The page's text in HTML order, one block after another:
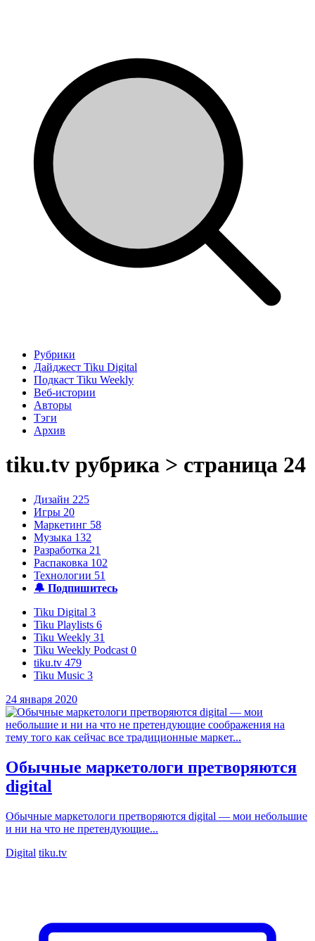
Рубрики
Дайджест Tiku Digital
Подкаст Tiku Weekly
Веб-истории
Авторы
Тэги
Архив
tiku.tv рубрика > страница 24
Дизайн 225
Игры 20
Маркетинг 58
Музыка 132
Разработка 21
Распаковка 102
Технологии 51
🔔 Подпишитесь
Tiku Digital 3
Tiku Playlists 6
Tiku Weekly 31
Tiku Weekly Podcast 0
tiku.tv 479
Tiku Music 3
24 января 2020
Обычные маркетологи претворяются
digital
Обычные маркетологи претворяются digital — мои небольшие
и ни на что не претендующие...
Digital tiku.tv